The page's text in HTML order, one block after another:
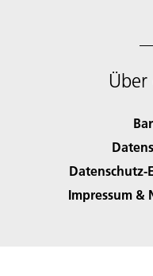
Datenschutz-
Impressum &